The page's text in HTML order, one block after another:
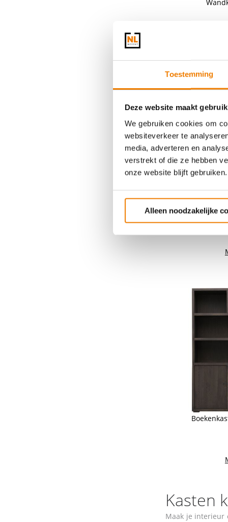
Toestemming
Deze website maakt
We gebruiken cookies om
websiteverkeer te
media, adverteren en
verstrekt of die ze hebben
onze website blijft gebruiken.
Alleen noodzakelijke
Kasten
Maak je interieur